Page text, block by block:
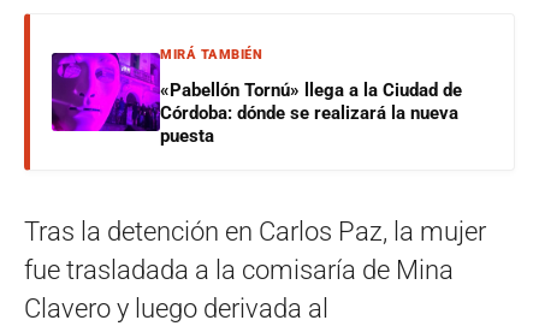
MIRÁ TAMBIÉN
«Pabellón Tornú» llega a la Ciudad de
Córdoba: dónde se realizará la nueva
puesta
Tras la detención en Carlos Paz, la mujer
fue trasladada a la comisaría de Mina
Clavero y luego derivada al